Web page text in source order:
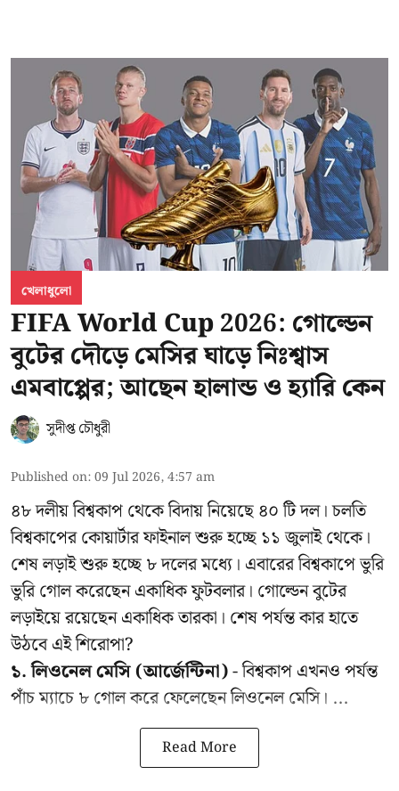
খেলাধুলো
FIFA World Cup 2026: গোল্ডেন
বুটের দৌড়ে মেসির ঘাড়ে নিঃশ্বাস
এমবাপ্পের; আছেন হালান্ড ও হ্যারি কেন
সুদীপ্ত চৌধুরী
Published on:09 Jul 2026, 4:57 am
৪৮ দলীয় বিশ্বকাপ থেকে বিদায় নিয়েছে ৪০ টি দল। চলতি
বিশ্বকাপের কোয়ার্টার ফাইনাল শুরু হচ্ছে ১১ জুলাই থেকে।
শেষ লড়াই শুরু হচ্ছে ৮ দলের মধ্যে। এবারের বিশ্বকাপে ভুরি
ভুরি গোল করেছেন একাধিক ফুটবলার। গোল্ডেন বুটের
লড়াইয়ে রয়েছেন একাধিক তারকা। শেষ পর্যন্ত কার হাতে
উঠবে এই শিরোপা?
১. লিওনেল মেসি (আর্জেন্টিনা)- বিশ্বকাপ এখনও পর্যন্ত
পাঁচ ম্যাচে ৮ গোল করে ফেলেছেন লিওনেল মেসি। ...
Read More